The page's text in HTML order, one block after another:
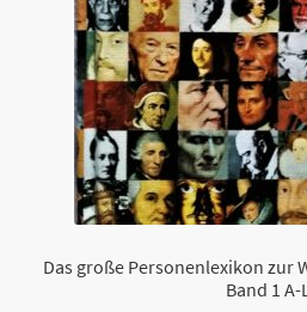
Das große Personenlexikon zur
Band 1 A-L